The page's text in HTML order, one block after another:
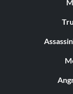
Menage et Trois
Objetivo: